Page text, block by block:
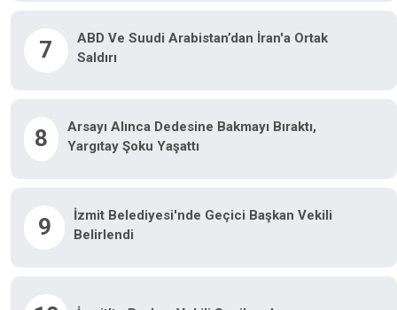
7
ABD Ve Suudi Arabistan’dan İran'a Ortak
Saldırı
8
Arsayı Alınca Dedesine Bakmayı Bıraktı,
Yargıtay Şoku Yaşattı
9
İzmit Belediyesi'nde Geçici Başkan Vekili
Belirlendi